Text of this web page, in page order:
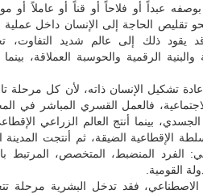
عبداً أو فلاحاً أو قناً أو عاملاً أو
تقليص الحاجة إلى الإنسان داخل عملية
قد يقود ذلك إلى عالم شديد
الرقمية والحوسبة العملاقة،
تشكيل الإنسان ذاته، لأن كل مرحلة
فالعمل القسري المباشر في
بينما أنتج العالم الزراعي
الإقطاعية الضيقة، ثم أنتجت المدينة
الفرد المنضبط، المتخصص، المرتبط
القومية.
فقد تدخل البشرية مرحلة